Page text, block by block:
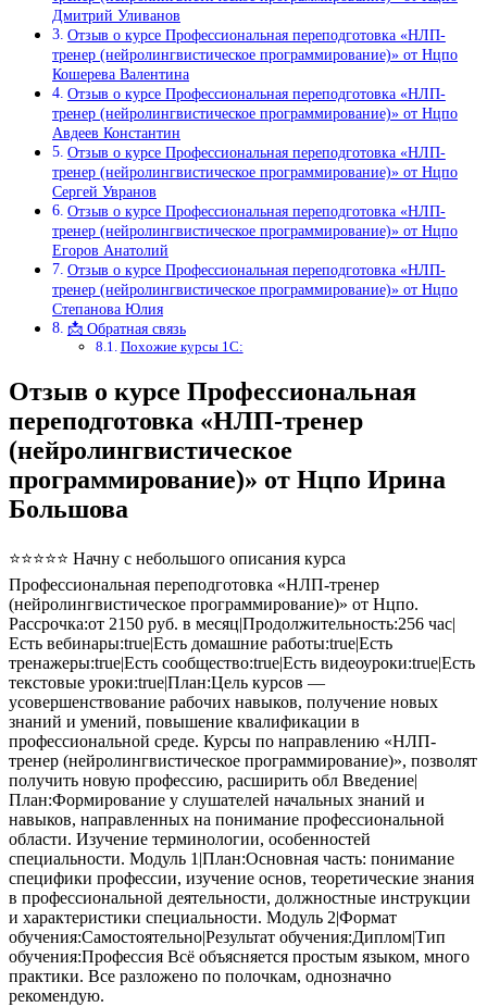
Дмитрий Уливанов
Отзыв о курсе Профессиональная переподготовка «НЛП-
тренер (нейролингвистическое программирование)» от Нцпо
Кошерева Валентина
Отзыв о курсе Профессиональная переподготовка «НЛП-
тренер (нейролингвистическое программирование)» от Нцпо
Авдеев Константин
Отзыв о курсе Профессиональная переподготовка «НЛП-
тренер (нейролингвистическое программирование)» от Нцпо
Сергей Увранов
Отзыв о курсе Профессиональная переподготовка «НЛП-
тренер (нейролингвистическое программирование)» от Нцпо
Егоров Анатолий
Отзыв о курсе Профессиональная переподготовка «НЛП-
тренер (нейролингвистическое программирование)» от Нцпо
Степанова Юлия
📩 Обратная связь
Похожие курсы 1С:
Отзыв о курсе Профессиональная
переподготовка «НЛП-тренер
(нейролингвистическое
программирование)» от Нцпо Ирина
Большова
⭐⭐⭐⭐⭐ Начну с небольшого описания курса
Профессиональная переподготовка «НЛП-тренер
(нейролингвистическое программирование)» от Нцпо.
Рассрочка:от 2150 руб. в месяц|Продолжительность:256 час|
Есть вебинары:true|Есть домашние работы:true|Есть
тренажеры:true|Есть сообщество:true|Есть видеоуроки:true|Есть
текстовые уроки:true|План:Цель курсов —
усовершенствование рабочих навыков, получение новых
знаний и умений, повышение квалификации в
профессиональной среде. Курсы по направлению «НЛП-
тренер (нейролингвистическое программирование)», позволят
получить новую профессию, расширить обл Введение|
План:Формирование у слушателей начальных знаний и
навыков, направленных на понимание профессиональной
области. Изучение терминологии, особенностей
специальности. Модуль 1|План:Основная часть: понимание
специфики профессии, изучение основ, теоретические знания
в профессиональной деятельности, должностные инструкции
и характеристики специальности. Модуль 2|Формат
обучения:Самостоятельно|Результат обучения:Диплом|Тип
обучения:Профессия Всё объясняется простым языком, много
практики. Все разложено по полочкам, однозначно
рекомендую.